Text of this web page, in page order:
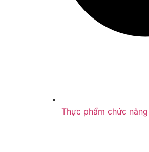
Thực phẩm chức năng